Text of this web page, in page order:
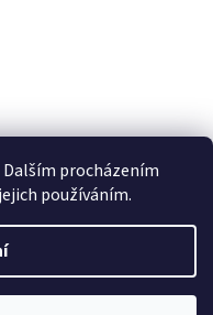
procházením
používáním.